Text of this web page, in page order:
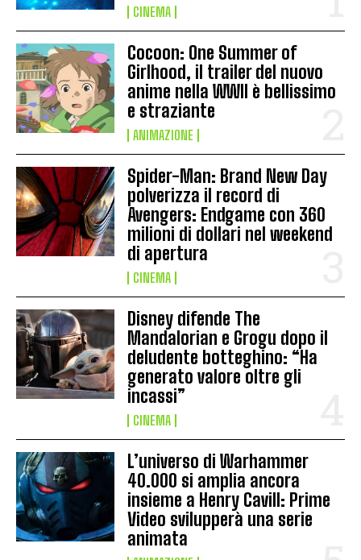
CINEMA
Cocoon: One Summer of
Girlhood, il trailer del nuovo
anime nella WWII è bellissimo
e straziante
ANIMAZIONE
Spider-Man: Brand New Day
polverizza il record di
Avengers: Endgame con 360
milioni di dollari nel weekend
di apertura
CINEMA
Disney difende The
Mandalorian e Grogu dopo il
deludente botteghino: “Ha
generato valore oltre gli
incassi”
CINEMA
L’universo di Warhammer
40.000 si amplia ancora
insieme a Henry Cavill: Prime
Video svilupperà una serie
animata